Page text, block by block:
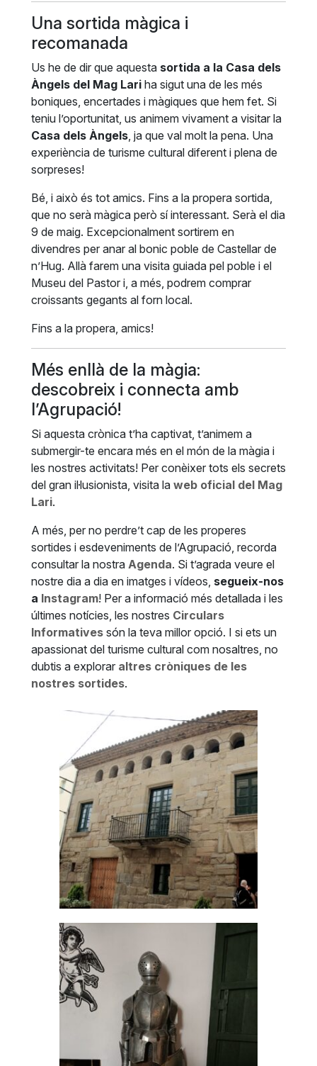
Una sortida màgica i
recomanada
Us he de dir que aquesta sortida a la Casa dels
Àngels del Mag Lari ha sigut una de les més
boniques, encertades i màgiques que hem fet. Si
teniu l’oportunitat, us animem vivament a visitar la
Casa dels Àngels, ja que val molt la pena. Una
experiència de turisme cultural diferent i plena de
sorpreses!
Bé, i això és tot amics. Fins a la propera sortida,
que no serà màgica però sí interessant. Serà el dia
9 de maig. Excepcionalment sortirem en
divendres per anar al bonic poble de Castellar de
n’Hug. Allà farem una visita guiada pel poble i el
Museu del Pastor i, a més, podrem comprar
croissants gegants al forn local.
Fins a la propera, amics!
Més enllà de la màgia:
descobreix i connecta amb
l’Agrupació!
Si aquesta crònica t’ha captivat, t’animem a
submergir-te encara més en el món de la màgia i
les nostres activitats! Per conèixer tots els secrets
del gran il·lusionista, visita la web oficial del Mag
Lari.
A més, per no perdre’t cap de les properes
sortides i esdeveniments de l’Agrupació, recorda
consultar la nostra Agenda. Si t’agrada veure el
nostre dia a dia en imatges i vídeos, segueix-nos
a Instagram! Per a informació més detallada i les
últimes notícies, les nostres Circulars
Informatives són la teva millor opció. I si ets un
apassionat del turisme cultural com nosaltres, no
dubtis a explorar altres cròniques de les
nostres sortides.